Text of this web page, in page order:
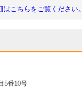
こちらをご覧ください。
5番10号